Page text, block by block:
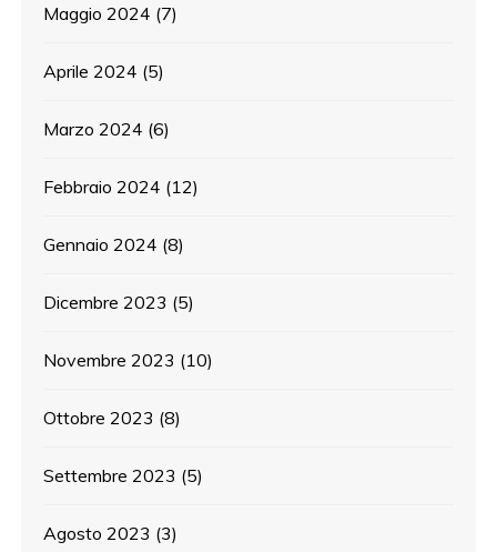
Maggio 2024 (7)
Aprile 2024 (5)
Marzo 2024 (6)
Febbraio 2024 (12)
Gennaio 2024 (8)
Dicembre 2023 (5)
Novembre 2023 (10)
Ottobre 2023 (8)
Settembre 2023 (5)
Agosto 2023 (3)